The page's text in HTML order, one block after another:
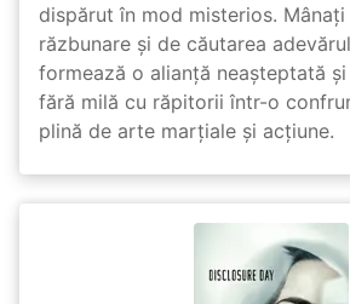
dispărut în mod misterios.
răzbunare și de căutarea
formează o alianță neașteptată
fără milă cu răpitorii într-o
plină de arte marțiale și acțiune.